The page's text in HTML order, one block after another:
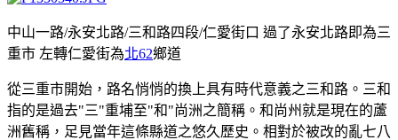
中山一路/永安北路/三和路四段/仁愛街口 過了永安北路即為三
重市 左轉仁愛街為北62鄉道
從三重市開始，路名悄悄的換上具有時代意義之三和路。三和
指的是過去"三"重埔至"和"尚洲之簡稱。和尚州就是現在的蘆
洲舊稱，足見當年這條縣道之悠久歷史。相對於被改的亂七八